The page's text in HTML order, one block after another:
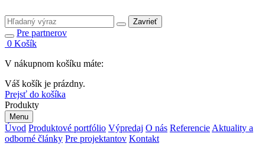
Zavrieť
Pre partnerov
0 Košík
V nákupnom košíku máte:
Váš košík je prázdny.
Prejsť do košíka
Produkty
Menu
Úvod Produktové portfólio Výpredaj O nás Referencie Aktuality a
odborné články Pre projektantov Kontakt